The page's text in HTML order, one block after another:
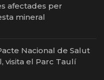
afectades per
mineral
Nacional de Salut
visita el Parc Taulí